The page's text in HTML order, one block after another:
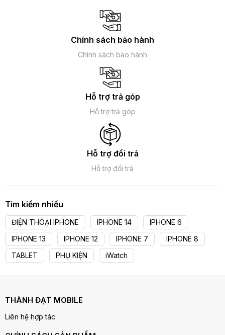
Chính sách bảo hành
Chính sách bảo hành
Hỗ trợ trả góp
Hỗ trợ trả góp
Hỗ trợ đổi trả
Hỗ trợ đổi trả
Tìm kiếm nhiều
ĐIỆN THOẠI IPHONE IPHONE 14
IPHONE 6
IPHONE 13
IPHONE 12 IPHONE 7
IPHONE 8
TABLET
PHỤ KIỆN iWatch
THÀNH ĐẠT MOBILE
Liên hệ hợp tác